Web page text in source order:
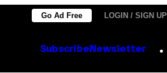
Go Ad Free LOGIN / SIGN UP
Subscribe Newsletter